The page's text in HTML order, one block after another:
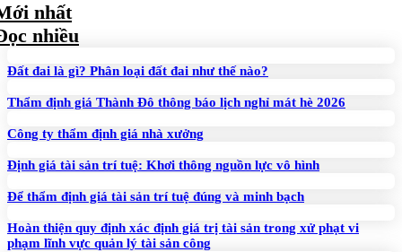
nhất
nhiều
Đất đai là gì? Phân loại đất đai như thế nào?
Thẩm định giá Thành Đô thông báo lịch nghỉ mát hè 2026
Công ty thẩm định giá nhà xưởng
Định giá tài sản trí tuệ: Khơi thông nguồn lực vô hình
Để thẩm định giá tài sản trí tuệ đúng và minh bạch
Hoàn thiện quy định xác định giá trị tài sản trong xử phạt vi
phạm lĩnh vực quản lý tài sản công